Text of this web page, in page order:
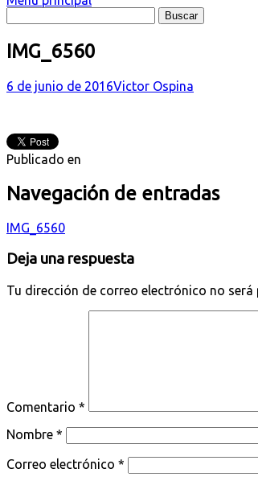
IMG_6560
6 de junio de 2016Victor Ospina
Publicado en
Navegación de entradas
IMG_6560
Deja una respuesta
Tu dirección de correo electrónico no será
Comentario *
Nombre *
Correo electrónico *